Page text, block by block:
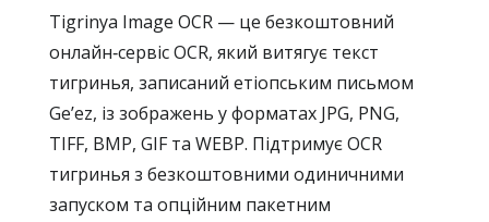
Tigrinya Image OCR — це безкоштовний
онлайн‑сервіс OCR, який витягує текст
тигринья, записаний етіопським письмом
Geʼez, із зображень у форматах JPG, PNG,
TIFF, BMP, GIF та WEBP. Підтримує OCR
тигринья з безкоштовними одиничними
запуском та опційним пакетним